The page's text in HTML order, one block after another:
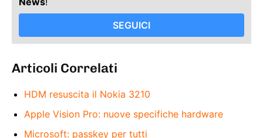
SEGUICI
Articoli Correlati
HDM resuscita il Nokia 3210
Apple Vision Pro: nuove specifiche hardware
Microsoft: passkey per tutti